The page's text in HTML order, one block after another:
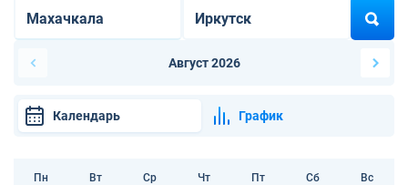
Август 2026
Календарь График
Пн Вт Ср Чт Пт Сб Вс